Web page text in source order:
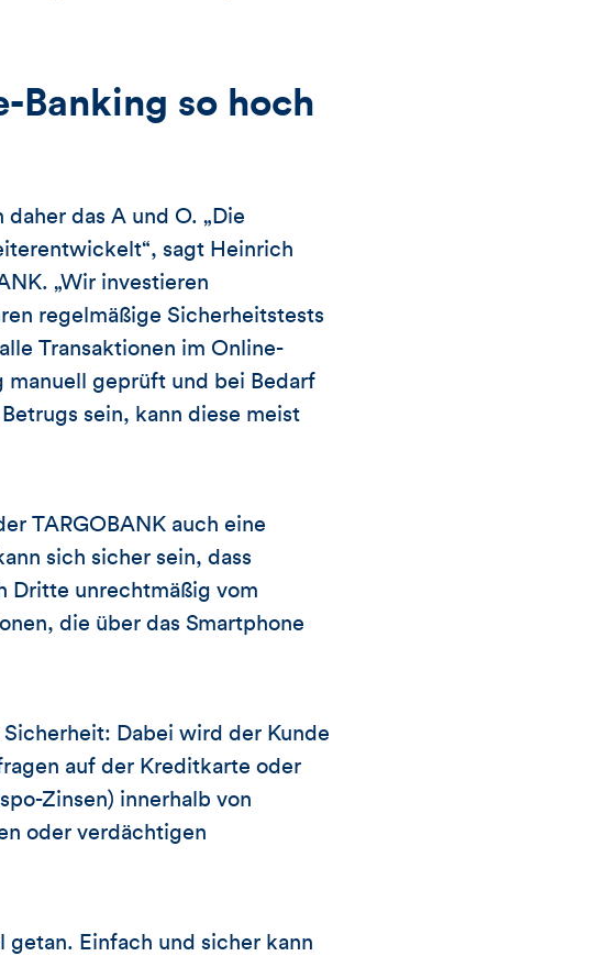
Banking so hoch
das A und O. „Die
sagt Heinrich
„Wir investieren
regelmäßige Sicherheitstests
Transaktionen im Online-
manuell geprüft und bei Bedarf
sein, kann diese meist
TARGOBANK auch eine
sich sicher sein, dass
Dritte unrechtmäßig vom
die über das Smartphone
Dabei wird der Kunde
auf der Kreditkarte oder
Zinsen) innerhalb von
oder verdächtigen
Einfach und sicher kann